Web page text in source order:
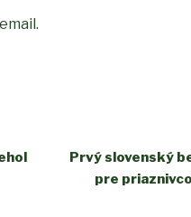
Prvý slovenský
pre